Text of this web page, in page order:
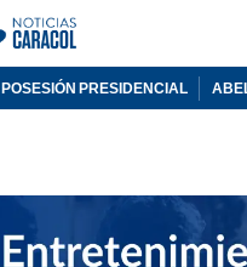
POSESIÓN PRESIDENCIAL